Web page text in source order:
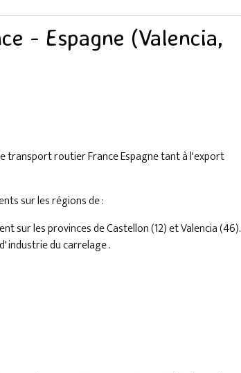
- Espagne (Valencia,
transport routier France Espagne tant à l'export
sur les régions de :
sur les provinces de Castellon (12) et Valencia (46).
industrie du carrelage .